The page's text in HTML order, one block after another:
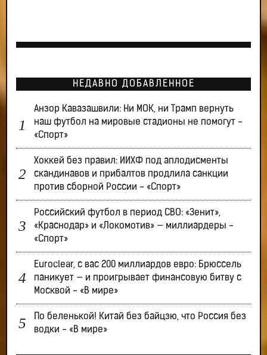
НЕДАВНО ДОБАВЛЕННОЕ
Анзор Кавазашвили: Ни МОК, ни Трамп вернуть
наш футбол на мировые стадионы не помогут -
«Спорт»
Хоккей без правил: ИИХФ под аплодисменты
скандинавов и прибалтов продлила санкции
против сборной России - «Спорт»
Российский футбол в период СВО: «Зенит»,
«Краснодар» и «Локомотив» — миллиардеры -
«Спорт»
Euroclear, с вас 200 миллиардов евро: Брюссель
паникует — и проигрывает финансовую битву с
Москвой - «В мире»
По беленькой! Китай без байцзю, что Россия без
водки - «В мире»